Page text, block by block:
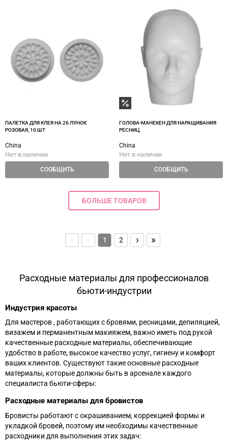
ПАЛЕТКА ДЛЯ КЛЕЯ НА 26 ЛУНОК
РОЗОВАЯ, 10 ШТ
China
Нет в наличии
СООБЩИТЬ
ГОЛОВА-МАНЕКЕН ДЛЯ НАРАЩИВАНИЯ
РЕСНИЦ
China
Нет в наличии
СООБЩИТЬ
БОЛЬШЕ ТОВАРОВ
« ‹ 1 2 › »
Расходные материалы для профессионалов
бьюти-индустрии
Индустрия красоты
Для мастеров , работающих с бровями, ресницами, депиляцией,
визажем и перманентным макияжем, важно иметь под рукой
качественные расходные материалы, обеспечивающие
удобство в работе, высокое качество услуг, гигиену и комфорт
ваших клиентов. Существуют такие основные расходные
материалы, которые должны быть в арсенале каждого
специалиста бьюти-сферы:
Расходные материалы для бровистов
Бровисты работают с окрашиванием, коррекцией формы и
укладкой бровей, поэтому им необходимы качественные
расходники для выполнения этих задач: